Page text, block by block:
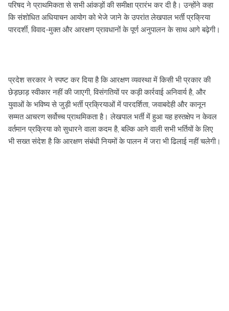
परिषद ने प्राथमिकता से सभी आंकड़ों की समीक्षा प्रारंभ कर दी है। उन्होंने कहा
कि संशोधित अधियाचन आयोग को भेजे जाने के उपरांत लेखपाल भर्ती प्रक्रिया
पारदर्शी, विवाद-मुक्त और आरक्षण प्रावधानों के पूर्ण अनुपालन के साथ आगे बढ़ेगी।
प्रदेश सरकार ने स्पष्ट कर दिया है कि आरक्षण व्यवस्था में किसी भी प्रकार की
छेड़छाड़ स्वीकार नहीं की जाएगी, विसंगतियों पर कड़ी कार्रवाई अनिवार्य है, और
युवाओं के भविष्य से जुड़ी भर्ती प्रक्रियाओं में पारदर्शिता, जवाबदेही और कानून
सम्मत आचरण सर्वोच्च प्राथमिकता है। लेखपाल भर्ती में हुआ यह हस्तक्षेप न केवल
वर्तमान प्रक्रिया को सुधारने वाला कदम है, बल्कि आने वाली सभी भर्तियों के लिए
भी सख्त संदेश है कि आरक्षण संबंधी नियमों के पालन में जरा भी ढिलाई नहीं चलेगी।